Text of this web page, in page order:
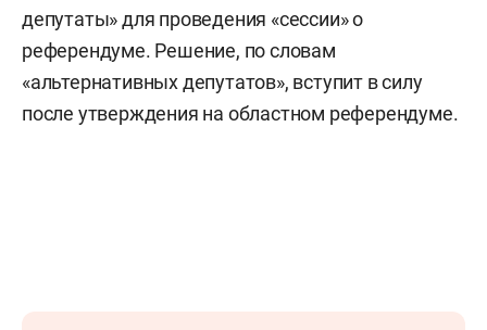
депутаты» для проведения «сессии» о
референдуме. Решение, по словам
«альтернативных депутатов», вступит в силу
после утверждения на областном референдуме.